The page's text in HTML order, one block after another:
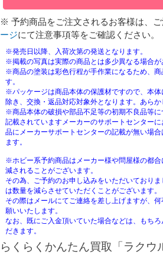
※ 予約商品をご注文されるお客様は、ご
ージにて注意事項等をご確認ください。
※発売日以降、入荷次第の発送となります。
※掲載の写真は実際の商品とは多少異なる場合が
※商品の塗装は彩色行程が手作業になるため、商
す。
※パッケージは商品本体の保護材ですので、本
除き、交換・返品対応対象外となります。あらか
※商品本体の破損や部品不足等の初期不良品等
記載されていますメーカーのサポートセンター
品にメーカーサポートセンターの記載が無い場
ます。
※ホビー系予約商品はメーカー様や問屋様の都合
減されることがございます。
その為、ご予約のお申し込みをいただいており
は数量を減らさせていただくことがございます。
その際はメールにてご連絡を差し上げますが、
願いいたします。
なお、既にご入金頂いていた場合などは、もち
だきます。
らくらくかんたん買取「ラクウ